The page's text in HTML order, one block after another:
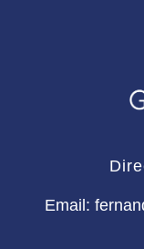
Email: